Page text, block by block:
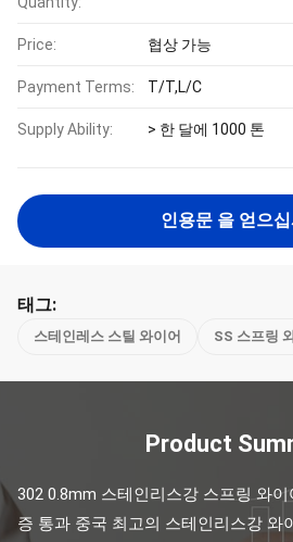
Price: 협상 가능
Payment Terms: T/T,L/C
Supply Ability: > 한 달에 1000 톤
인용문 을 얻으
태그:
스테인레스 스틸 와이어 SS 스프링
Product
302 0.8mm 스테인리스강 스프링 와이
증 통과 중국 최고의 스테인리스강 와